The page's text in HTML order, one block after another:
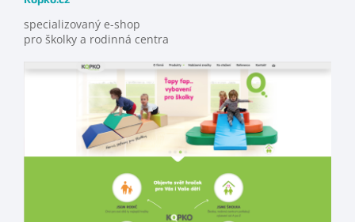
specializovaný e-shop
pro školky a rodinná centra